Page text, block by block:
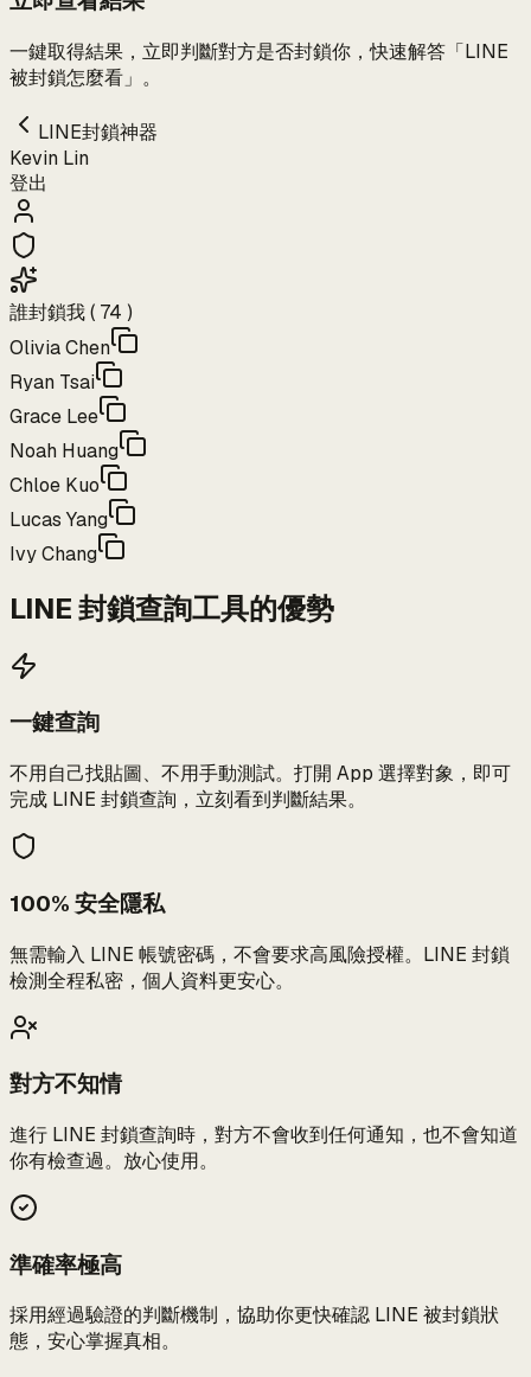
一鍵取得結果，立即判斷對方是否封鎖你，快速解答「LINE
被封鎖怎麼看」。
LINE封鎖神器
Kevin Lin
登出
誰封鎖我 ( 74 )
Olivia Chen
Ryan Tsai
Grace Lee
Noah Huang
Chloe Kuo
Lucas Yang
Ivy Chang
LINE 封鎖查詢工具的優勢
一鍵查詢
不用自己找貼圖、不用手動測試。打開 App 選擇對象，即可
完成 LINE 封鎖查詢，立刻看到判斷結果。
100% 安全隱私
無需輸入 LINE 帳號密碼，不會要求高風險授權。LINE 封鎖
檢測全程私密，個人資料更安心。
對方不知情
進行 LINE 封鎖查詢時，對方不會收到任何通知，也不會知道
你有檢查過。放心使用。
準確率極高
採用經過驗證的判斷機制，協助你更快確認 LINE 被封鎖狀
態，安心掌握真相。